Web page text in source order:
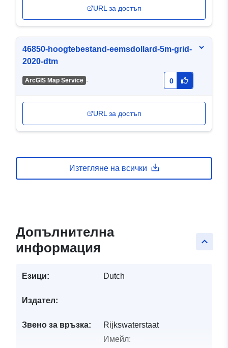
URL за достъп
46850-hoogtebestand-eemsdollard-5m-grid-
2020-dtm
ArcGIS Map Service - 0
URL за достъп
Изтегляне на всички
keyboard_arrow_up
Допълнителна
информация
Езици: Dutch
Издател:
Звено за връзка:
Rijkswaterstaat
Имейл: